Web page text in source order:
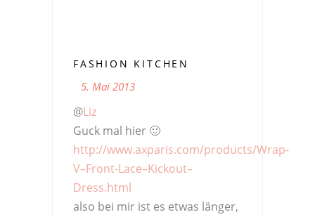
FASHION KITCHEN
5. Mai 2013
@Liz
Guck mal hier 🙂
http://www.axparis.com/products/Wrap-
V–Front-Lace–Kickout–
Dress.html
also bei mir ist es etwas länger,